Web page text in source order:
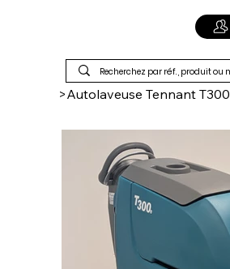
>Autolaveuse Tennant T300